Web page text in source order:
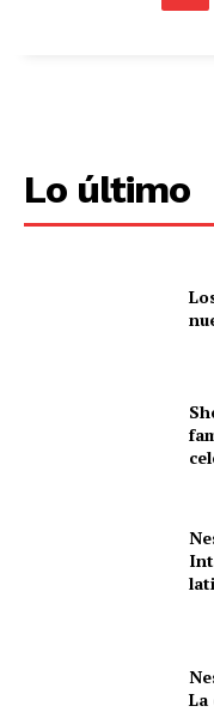
Lo último